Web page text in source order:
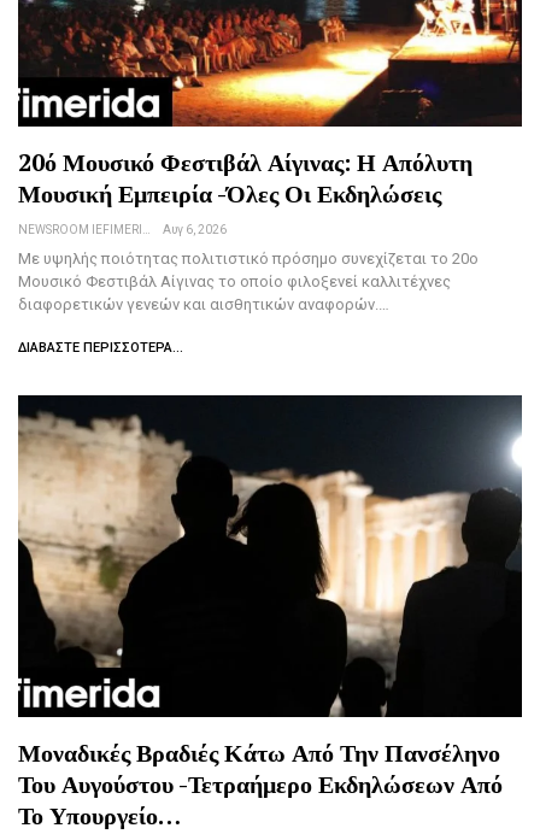
20ό Μουσικό Φεστιβάλ Αίγινας: Η Απόλυτη
Μουσική Εμπειρία -Όλες Οι Εκδηλώσεις
Αυγ 6, 2026
Με υψηλής ποιότητας πολιτιστικό πρόσημο συνεχίζεται το 20ο
Μουσικό Φεστιβάλ Αίγινας το οποίο φιλοξενεί καλλιτέχνες
διαφορετικών γενεών και αισθητικών αναφορών.…
ΔΙΑΒΆΣΤΕ ΠΕΡΙΣΣΌΤΕΡΑ...
Μοναδικές Βραδιές Κάτω Από Την Πανσέληνο
Του Αυγούστου -Τετραήμερο Εκδηλώσεων Από
Το Υπουργείο…